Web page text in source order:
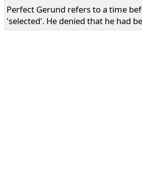
Perfect Gerund refers to a time
'selected'. He denied that he had